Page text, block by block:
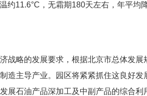
约11.6°C，无霜期180天左右，年平均
战略的发展要求，根据北京市总体发
造主导产业。园区将紧紧抓住这良好
展石油产品深加工及中副产品的综合